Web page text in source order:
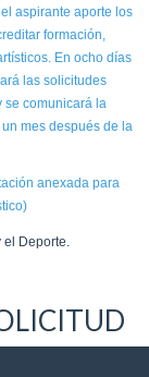
aspirante aporte los
formación,
En ocho días
las solicitudes
se comunicará la
mes después de la
anexada para
Deporte.